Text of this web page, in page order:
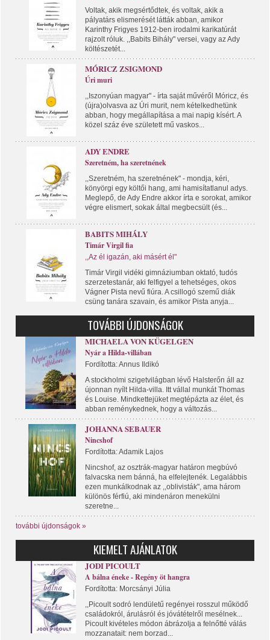
Voltak, akik megsértődtek, és voltak, akik a
pályatárs elismerését látták abban, amikor
Karinthy Frigyes 1912-ben irodalmi karikatúrát
rajzolt róluk. ,,Babits Bihály" versei, vagy az Ady
költészetét...
MÓRICZ ZSIGMOND
Úri muri
,,Iszonyúan magyar" - írta saját művéről Móricz, és
(újra)olvasva az Úri murit, nem kételkedhetünk
abban, hogy megállapítása a mai napig kísért. A
közel száz éve született mű vaskos...
ADY ENDRE
Szeretném, ha szeretnének
,,Szeretném, ha szeretnének" - mondja, kéri,
könyörgi egy költői hang, ami hamisítatlanul adys.
Meglepő, de Ady Endre akkor írta e sorokat, amikor
végre elismert, sokak által megbecsült (és...
BABITS MIHÁLY
Timár Virgil fia
,,Az él igazán, aki másért él"
Timár Virgil vidéki gimnáziumban oktató, tudós
szerzetestanár, aki felfigyel a tehetséges, okos
Vágner Pista nevű fiúra. A csillogó szemű diák
csüng tanára szavain, és amikor Pista anyja...
TOVÁBBI ÚJDONSÁGOK
MICHAELA VON KÜGELGEN
Nyár a Hilda-villában
Fordította: Annus Ildikó
A stockholmi szigetvilágban lévő Halsterőn áll az
újonnan nyílt Hilda-villa. Itt vállal munkát Thomas
és Louise. Mindkettejüket megtépázta az élet, és
abban reménykednek, hogy a változás...
JOHANNA SEBAUER
Nincshof
Fordította: Adamik Lajos
Nincshof, az osztrák-magyar határon megbúvó
falvacska nem bánná, ha elfelejtenék. Legalábbis
ezen munkálkodnak az ,,oblivisták", ama három
különös férfiú, aki mindenáron menekülni
szeretne...
további újdonságok »
KIEMELT AJÁNLATOK
JODI PICOULT
A bálna éneke - Regény öt hangra
Fordította: Morcsányi Júlia
,,Picoult sodró lendületű regényei rosszul működő
családokról, árulásról és jóvátételről mesélnek...
Picoult kivételes módon ábrázolja a felnőtté válás
mozzanatait: nem borzad...